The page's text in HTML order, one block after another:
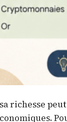
richesse